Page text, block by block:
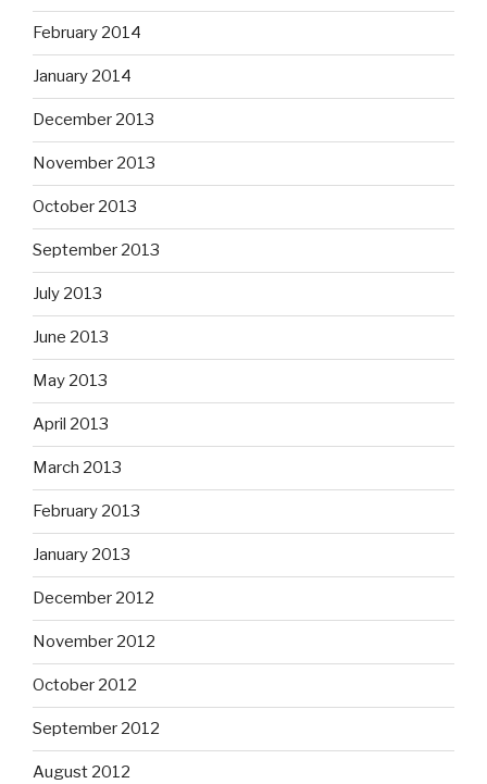
February 2014
January 2014
December 2013
November 2013
October 2013
September 2013
July 2013
June 2013
May 2013
April 2013
March 2013
February 2013
January 2013
December 2012
November 2012
October 2012
September 2012
August 2012